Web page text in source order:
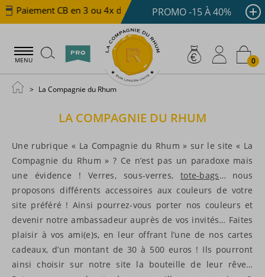
Paiement CB en 3 ou 4x dès 100 € Livraison offerte
PROMO -15 À 40%
MENU 0
La Compagnie du Rhum
LA COMPAGNIE DU RHUM
Une rubrique « La Compagnie du Rhum » sur le site « La
Compagnie du Rhum » ? Ce n’est pas un paradoxe mais
une évidence ! Verres, sous-verres,tote-bags… nous
proposons différents accessoires aux couleurs de votre
site préféré ! Ainsi pourrez-vous porter nos couleurs et
devenir notre ambassadeur auprès de vos invités… Faites
plaisir à vos ami(e)s, en leur offrant l’une de nos cartes
cadeaux, d’un montant de 30 à 500 euros ! Ils pourront
ainsi choisir sur notre site la bouteille de leur rêve…